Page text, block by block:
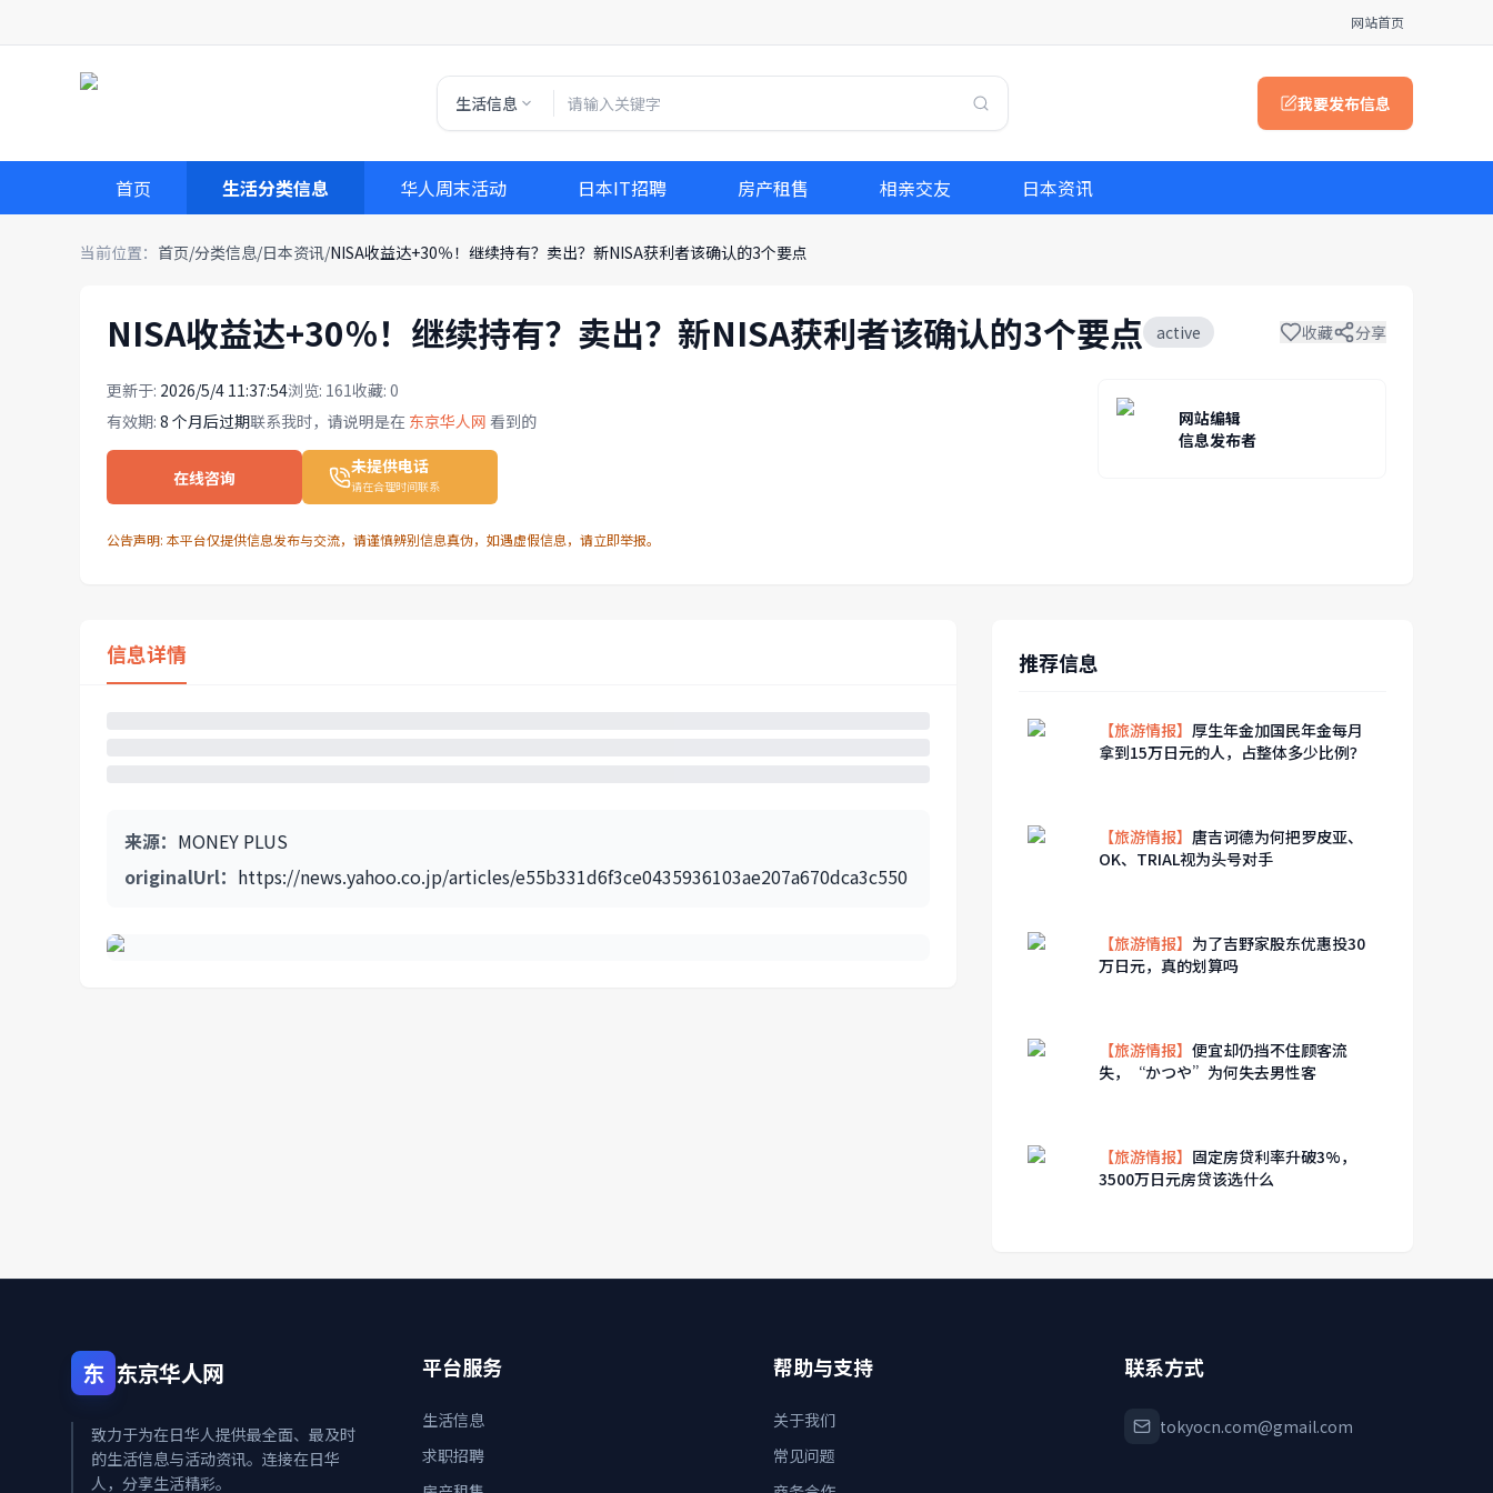
网站首页
生活信息 我要发布信息
首页 生活分类信息 华人周末活动 日本IT招聘 房产租售 相亲交友 日本资讯
当前位置： 首页/分类信息/日本资讯/NISA收益达+30％！继续持有？卖出？新NISA获利者该确认的3个要点
NISA收益达+30％！继续持有？卖出？新NISA获利者该确认的3个要点 active 收藏 分享
更新于: 2026/5/4 11:37:54浏览: 161收藏: 0
有效期: 8 个月后过期联系我时，请说明是在 东京华人网 看到的
在线咨询
未提供电话
请在合理时间联系
网站编辑
信息发布者
公告声明: 本平台仅提供信息发布与交流，请谨慎辨别信息真伪，如遇虚假信息，请立即举报。
信息详情
来源： MONEY PLUS
originalUrl： https://news.yahoo.co.jp/articles/e55b331d6f3ce0435936103ae207a670dca3c550
推荐信息
【旅游情报】厚生年金加国民年金每月
拿到15万日元的人，占整体多少比例？
【旅游情报】唐吉诃德为何把罗皮亚、
OK、TRIAL视为头号对手
【旅游情报】 为了吉野家股东优惠投30
万日元，真的划算吗
【旅游情报】便宜却仍挡不住顾客流
失，“かつや”为何失去男性客
【旅游情报】 固定房贷利率升破3%，
3500万日元房贷该选什么
东 东京华人网
致力于为在日华人提供最全面、最及时
的生活信息与活动资讯。连接在日华
人，分享生活精彩。
平台服务
生活信息
求职招聘
帮助与支持
关于我们
常见问题
联系方式
tokyocn.com@gmail.com